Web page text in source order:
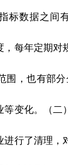
标数据之间
，每年定期
围，也有部
等变化。（二
进行了清理，